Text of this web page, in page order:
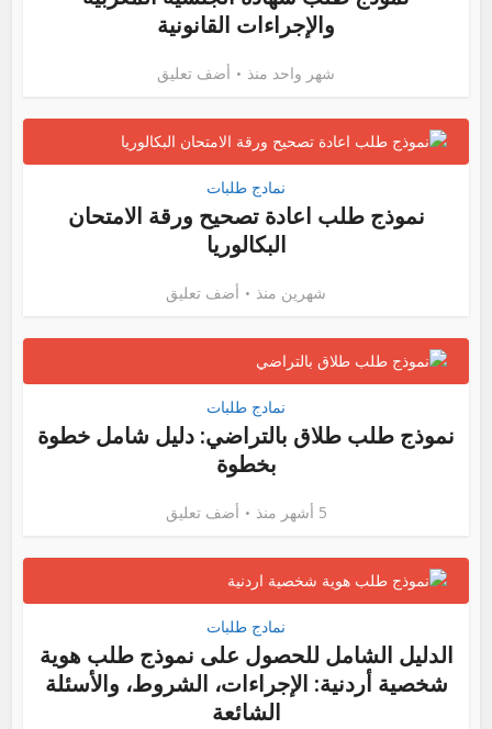
والإجراءات القانونية
شهر واحد منذ أضف تعليق
نمادج طلبات
نموذج طلب اعادة تصحيح ورقة الامتحان
البكالوريا
شهرين منذ أضف تعليق
نمادج طلبات
نموذج طلب طلاق بالتراضي: دليل شامل خطوة
بخطوة
5 أشهر منذ أضف تعليق
نمادج طلبات
الدليل الشامل للحصول على نموذج طلب هوية
شخصية أردنية: الإجراءات، الشروط، والأسئلة
الشائعة